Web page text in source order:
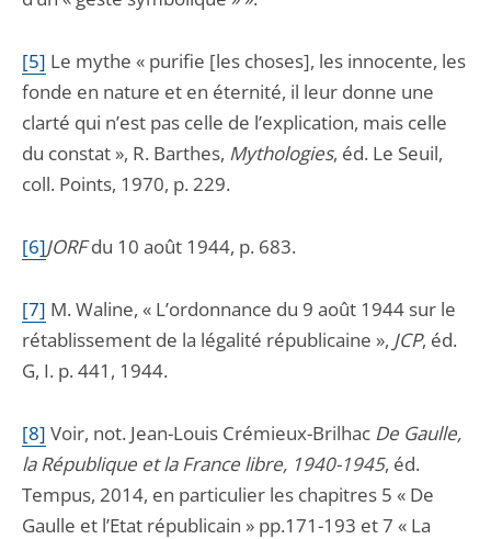
[5] Le mythe « purifie [les choses], les innocente, les
fonde en nature et en éternité, il leur donne une
clarté qui n’est pas celle de l’explication, mais celle
du constat », R. Barthes, Mythologies, éd. Le Seuil,
coll. Points, 1970, p. 229.
[6]JORFdu 10 août 1944, p. 683.
[7] M. Waline, « L’ordonnance du 9 août 1944 sur le
rétablissement de la légalité républicaine », JCP, éd.
G, I. p. 441, 1944.
[8] Voir, not. Jean-Louis Crémieux-Brilhac De Gaulle,
la République et la France libre, 1940-1945, éd.
Tempus, 2014, en particulier les chapitres 5 « De
Gaulle et l’Etat républicain » pp.171-193 et 7 « La